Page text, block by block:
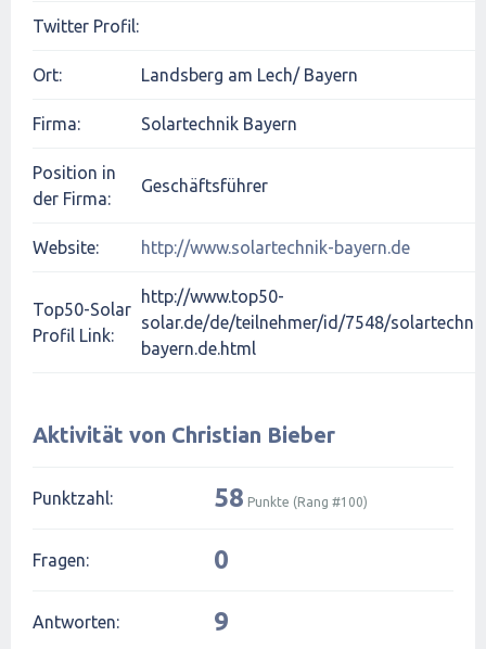
Twitter Profil:
Ort: Landsberg am Lech/ Bayern
Firma: Solartechnik Bayern
Position in
der Firma:
Geschäftsführer
Website: http://www.solartechnik-bayern.de
Top50-Solar
Profil Link:
http://www.top50-
solar.de/de/teilnehmer/id/7548/
bayern.de.html
Aktivität von Christian Bieber
Punktzahl: 58 Punkte (Rang #100)
Fragen: 0
Antworten: 9